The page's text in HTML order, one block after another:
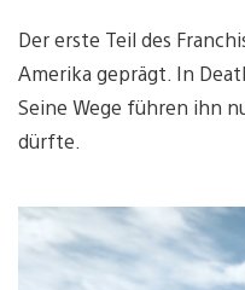
Der erste Teil des
Amerika geprägt. In
Seine Wege führen ihn
dürfte.